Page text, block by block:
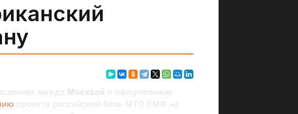
между Москвой и официальным
проекта российской базы МТО ВМФ на